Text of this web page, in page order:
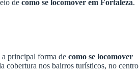
de como se locomover em Fortaleza.
a principal forma de como se locomover
cobertura nos bairros turísticos, no centro